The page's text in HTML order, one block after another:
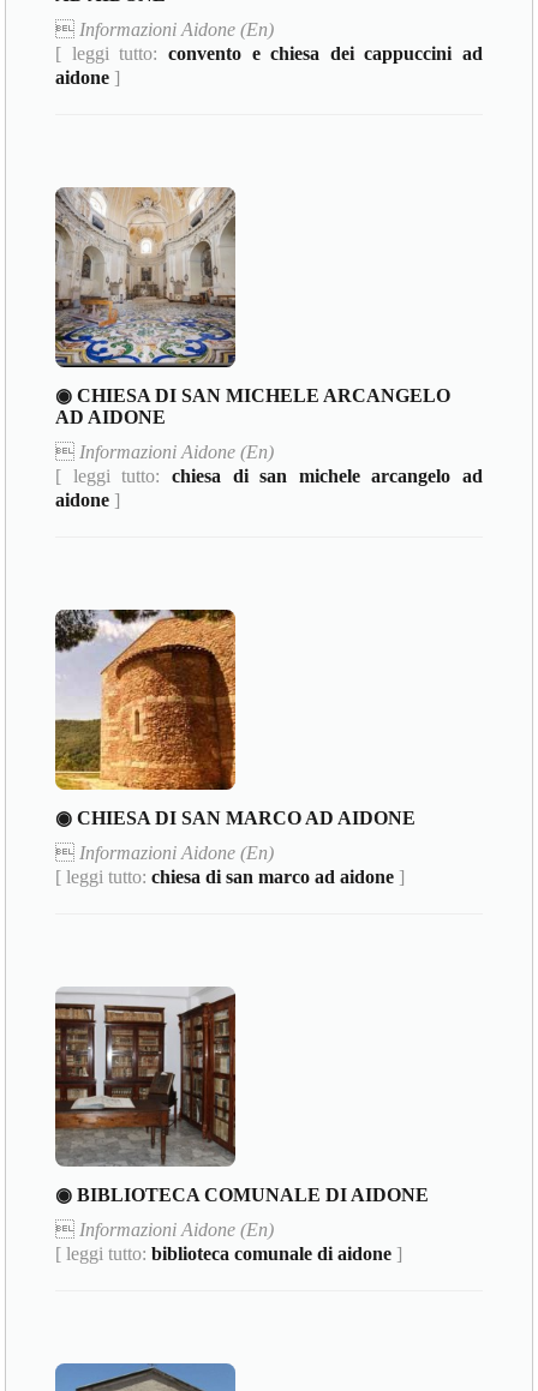
 Informazioni Aidone (En)
[ leggi tutto: convento e chiesa dei cappuccini ad
aidone ]
◉ CHIESA DI SAN MICHELE ARCANGELO
AD AIDONE
 Informazioni Aidone (En)
[ leggi tutto: chiesa di san michele arcangelo ad
aidone ]
◉ CHIESA DI SAN MARCO AD AIDONE
 Informazioni Aidone (En)
[ leggi tutto:chiesa di san marco ad aidone ]
◉ BIBLIOTECA COMUNALE DI AIDONE
 Informazioni Aidone (En)
[ leggi tutto:biblioteca comunale di aidone ]